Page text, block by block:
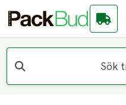
Sök